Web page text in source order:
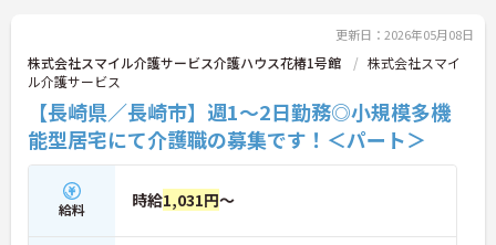
更新日：2026年05月08日
株式会社スマイル介護サービス介護ハウス花椿1号館
株式会社スマイ
ル介護サービス
【長崎県／長崎市】週1～2日勤務◎小規模多機
能型居宅にて介護職の募集です！＜パート＞
給料 時給1,031円～